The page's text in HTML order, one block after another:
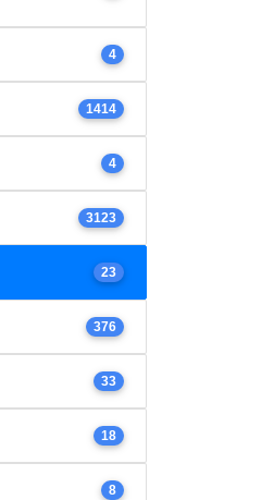
4
1414
4
3123
23
376
33
18
8